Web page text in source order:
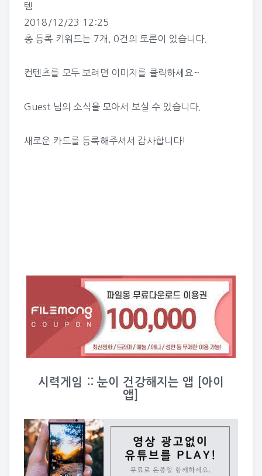
템
2018/12/23 12:25
총 등록 키워드는 7개 ,0건 의 토론이 있습니다.
컨텐츠를 모두 보려면 이미지를 클릭하세요~
Guest 님의 소식을 모아서 보실 수 있습니다.
새로운 카드를 등록해주셔서 감사합니다!
시력게임 :: 눈이 건강해지는 앱 [아이
앱]